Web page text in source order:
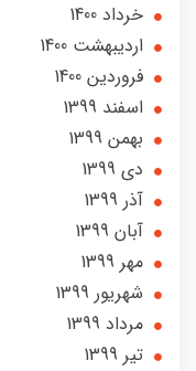
خرداد 1400
ارديبهشت 1400
فروردین 1400
اسفند 1399
بهمن 1399
دی 1399
آذر 1399
آبان 1399
مهر 1399
شهریور 1399
مرداد 1399
تير 1399